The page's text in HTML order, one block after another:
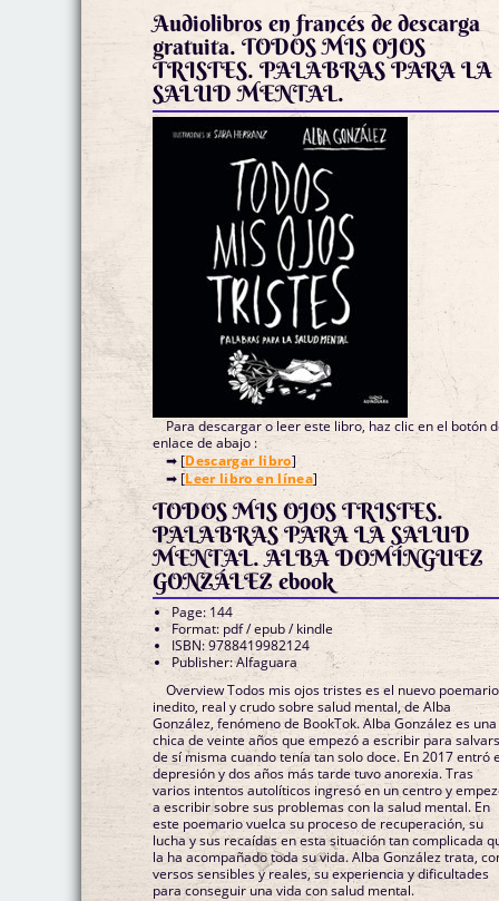
Audiolibros en francés de descarga
gratuita. TODOS MIS OJOS
TRISTES. PALABRAS PARA LA
SALUD MENTAL.
Para descargar o leer este libro, haz clic en el botón
enlace de abajo :
➡ [Descargar libro]
➡ [Leer libro en línea]
TODOS MIS OJOS TRISTES.
PALABRAS PARA LA SALUD
MENTAL. ALBA DOMÍNGUEZ
GONZÁLEZ ebook
Page: 144
Format: pdf / epub / kindle
ISBN: 9788419982124
Publisher: Alfaguara
Overview Todos mis ojos tristes es el nuevo
inedito, real y crudo sobre salud mental, de Alba
González, fenómeno de BookTok. Alba González es una
chica de veinte años que empezó a escribir para
de sí misma cuando tenía tan solo doce. En 2017 entró
depresión y dos años más tarde tuvo anorexia. Tras
varios intentos autolíticos ingresó en un centro y
a escribir sobre sus problemas con la salud mental. En
este poemario vuelca su proceso de recuperación, su
lucha y sus recaídas en esta situación tan complicada
la ha acompañado toda su vida. Alba González trata,
versos sensibles y reales, su experiencia y dificultades
para conseguir una vida con salud mental.